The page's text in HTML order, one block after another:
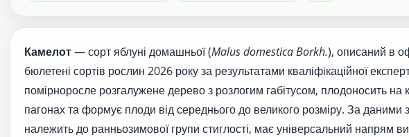
Камелот— сорт яблуні домашньої (Malus domestica Borkh.), описаний в
бюлетені сортів рослин 2026 року за результатами кваліфікаційної
помірноросле розгалужене дерево з розлогим габітусом, плодоносить на
пагонах та формує плоди від середнього до великого розміру. За даними
належить до ранньозимової групи стиглості, має універсальний напрям